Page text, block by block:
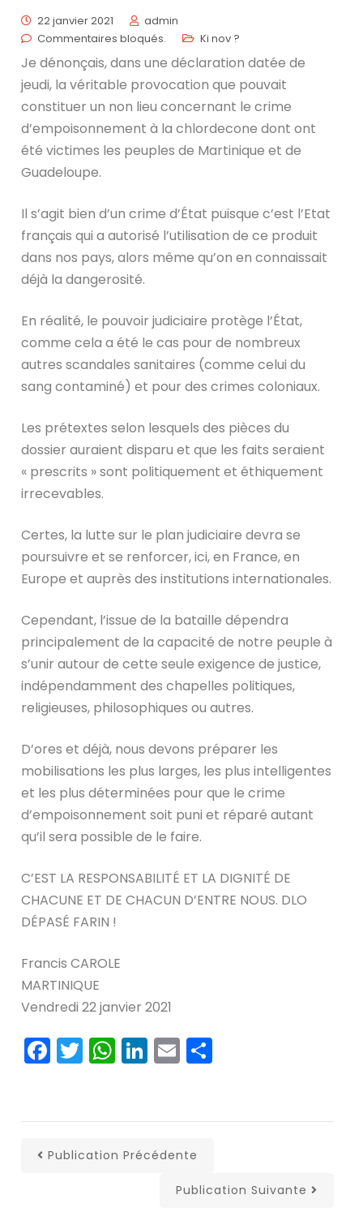
22 janvier 2021
admin
Commentaires bloqués.
Ki nov ?
Je dénonçais, dans une déclaration datée de
jeudi, la véritable provocation que pouvait
constituer un non lieu concernant le crime
d’empoisonnement à la chlordecone dont ont
été victimes les peuples de Martinique et de
Guadeloupe.
Il s’agit bien d’un crime d’État puisque c’est l’Etat
français qui a autorisé l’utilisation de ce produit
dans nos pays, alors même qu’on en connaissait
déjà la dangerosité.
En réalité, le pouvoir judiciaire protège l’État,
comme cela a été le cas pour de nombreux
autres scandales sanitaires (comme celui du
sang contaminé) et pour des crimes coloniaux.
Les prétextes selon lesquels des pièces du
dossier auraient disparu et que les faits seraient
« prescrits » sont politiquement et éthiquement
irrecevables.
Certes, la lutte sur le plan judiciaire devra se
poursuivre et se renforcer, ici, en France, en
Europe et auprès des institutions internationales.
Cependant, l’issue de la bataille dépendra
principalement de la capacité de notre peuple à
s’unir autour de cette seule exigence de justice,
indépendamment des chapelles politiques,
religieuses, philosophiques ou autres.
D’ores et déjà, nous devons préparer les
mobilisations les plus larges, les plus intelligentes
et les plus déterminées pour que le crime
d’empoisonnement soit puni et réparé autant
qu’il sera possible de le faire.
C’EST LA RESPONSABILITÉ ET LA DIGNITÉ DE
CHACUNE ET DE CHACUN D’ENTRE NOUS. DLO
DÉPASÉ FARIN !
Francis CAROLE
MARTINIQUE
Vendredi 22 janvier 2021
Facebook
Twitter
WhatsApp
LinkedIn
Email
Publication Précédente
Publication Suivante